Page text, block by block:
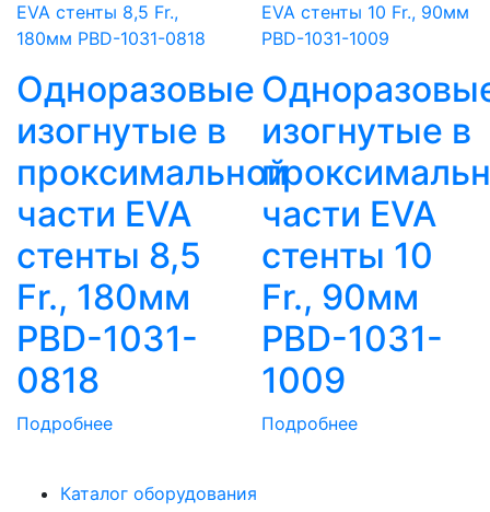
Одноразовые
изогнутые в
проксимальной
части EVA
стенты 8,5
Fr., 180мм
PBD-1031-
0818
Подробнее
изогнутые в
части EVA
стенты 10
Fr., 90мм
PBD-1031-
1009
Подробнее
Каталог оборудования